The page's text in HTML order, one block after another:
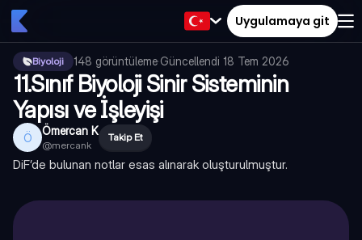
Uygulamaya git
Biyoloji 148 görüntüleme·Güncellendi 18 Tem 2026
11.Sınıf Biyoloji Sinir Sisteminin
Yapısı ve İşleyişi
Ö Ömercan K
@mercank
Takip Et
DiF’de bulunan notlar esas alınarak oluşturulmuştur.